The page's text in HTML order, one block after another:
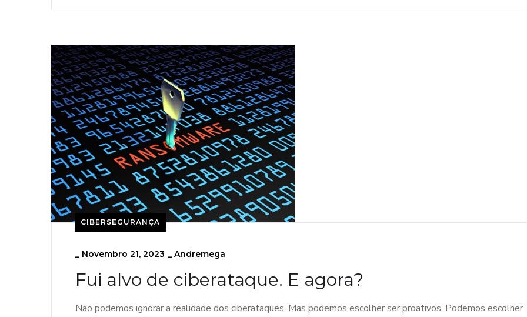
CIBERSEGURANÇA
_ Novembro 21, 2023 _ Andremega
Fui alvo de ciberataque. E agora?
Não podemos ignorar a realidade dos ciberataques. Mas podemos escolher ser proativos. Podemos escolher